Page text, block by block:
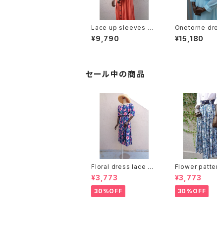
Lace up sleeves &
hem dress レースアッ
プ スリーブ & ヘム 半
¥9,790
Onetorne
color/ワンカラ
ンワンピース サ
¥15,180
セール中の商品
Floral dress lace co
llar：花柄ワンピース レ
ース襟
¥3,773
30%OFF
Flower
er pleats skirt
付き 花柄 シア
ツ スカート
¥3,773
30%OFF